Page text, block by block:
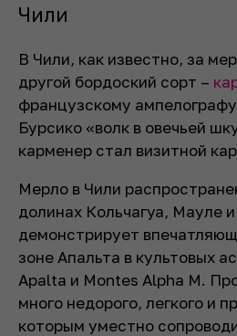
Чили
В Чили, как известно, за
другой бордоский сорт –
французскому
Бурсико «волк в овечьей
карменер стал визитной
Мерло в Чили
долинах Кольчагуа, Мауле
демонстрирует
зоне Апальта в культовых
Apalta и Montes Alpha M.
много недорого, легкого и
которым уместно